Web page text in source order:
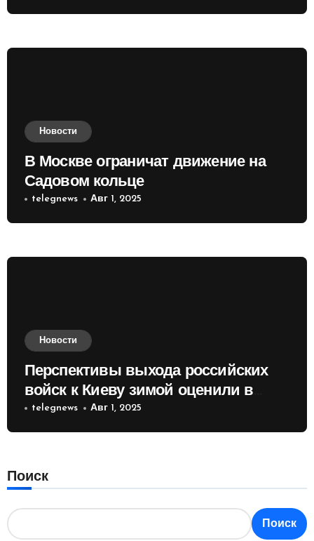
Новости
В Москве ограничат движение на
Садовом кольце
telegnews Авг 1, 2025
Новости
Перспективы выхода российских
войск к Киеву зимой оценили в
России
telegnews Авг 1, 2025
Поиск
Поиск